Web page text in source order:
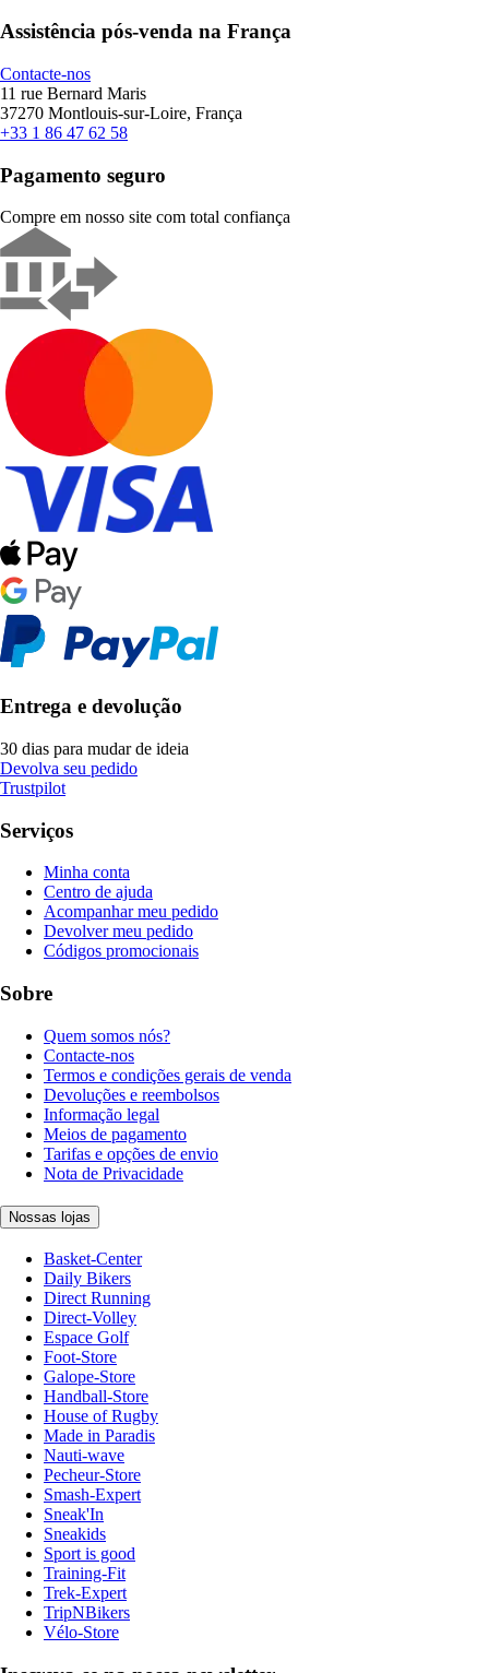
Assistência pós-venda na França
Contacte-nos
11 rue Bernard Maris
37270 Montlouis-sur-Loire, França
+33 1 86 47 62 58
Pagamento seguro
Compre em nosso site com total confiança
Entrega e devolução
30 dias para mudar de ideia
Devolva seu pedido
Trustpilot
Serviços
Minha conta
Centro de ajuda
Acompanhar meu pedido
Devolver meu pedido
Códigos promocionais
Sobre
Quem somos nós?
Contacte-nos
Termos e condições gerais de venda
Devoluções e reembolsos
Informação legal
Meios de pagamento
Tarifas e opções de envio
Nota de Privacidade
Nossas lojas
Basket-Center
Daily Bikers
Direct Running
Direct-Volley
Espace Golf
Foot-Store
Galope-Store
Handball-Store
House of Rugby
Made in Paradis
Nauti-wave
Pecheur-Store
Smash-Expert
Sneak'In
Sneakids
Sport is good
Training-Fit
Trek-Expert
TripNBikers
Vélo-Store